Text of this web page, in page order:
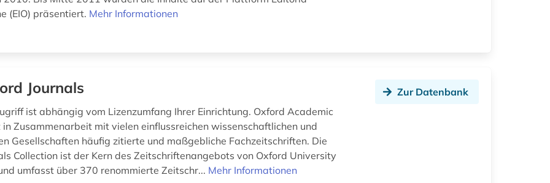
(EIO) präsentiert. Mehr Informationen
Journals
ist abhängig vom Lizenzumfang Ihrer Einrichtung. Oxford Academic
Zusammenarbeit mit vielen einflussreichen wissenschaftlichen und
Gesellschaften häufig zitierte und maßgebliche Fachzeitschriften. Die
Collection ist der Kern des Zeitschriftenangebots von Oxford University
umfasst über 370 renommierte Zeitschr... Mehr Informationen
Zur Datenbank